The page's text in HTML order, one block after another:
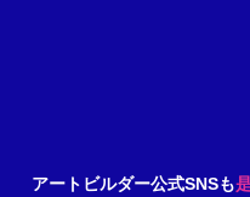
アートビルダー公式SNSも